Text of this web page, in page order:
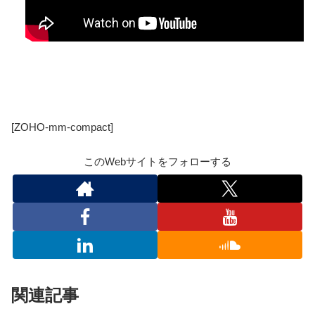
[ZOHO-mm-compact]
このWebサイトをフォローする
関連記事